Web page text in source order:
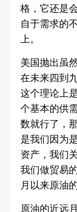
格，它还是
自于需求的
上。
美国抛出虽
在未来四到
这个理论上
个基本的供
数就行了，
是我们因为
资产，我们
我们做贸易
月以来原油
原油的近远